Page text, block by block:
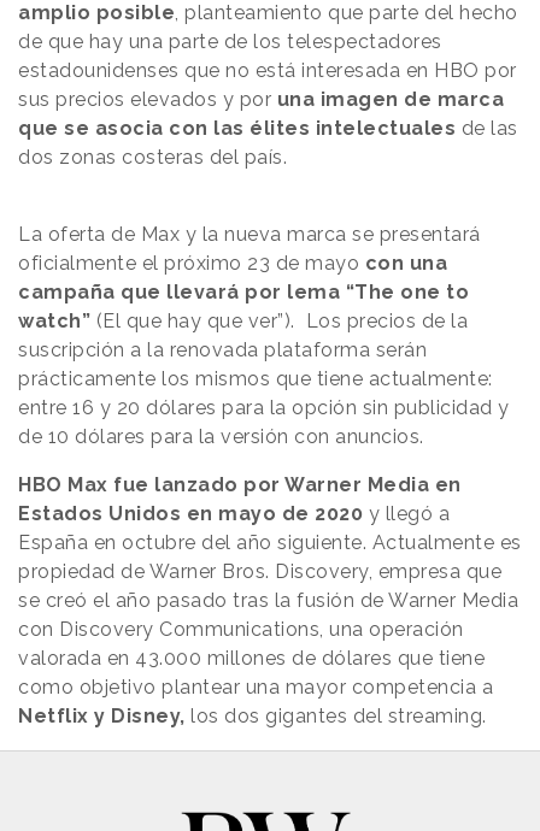
amplio posible, planteamiento que parte del hecho
de que hay una parte de los telespectadores
estadounidenses que no está interesada en HBO por
sus precios elevados y por una imagen de marca
que se asocia con las élites intelectuales de las
dos zonas costeras del país.
La oferta de Max y la nueva marca se presentará
oficialmente el próximo 23 de mayo con una
campaña que llevará por lema “The one to
watch” (El que hay que ver”). Los precios de la
suscripción a la renovada plataforma serán
prácticamente los mismos que tiene actualmente:
entre 16 y 20 dólares para la opción sin publicidad y
de 10 dólares para la versión con anuncios.
HBO Max fue lanzado por Warner Media en
Estados Unidos en mayo de 2020 y llegó a
España en octubre del año siguiente. Actualmente es
propiedad de Warner Bros. Discovery, empresa que
se creó el año pasado tras la fusión de Warner Media
con Discovery Communications, una operación
valorada en 43.000 millones de dólares que tiene
como objetivo plantear una mayor competencia a
Netflix y Disney, los dos gigantes del streaming.